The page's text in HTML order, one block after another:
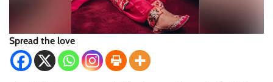
Spread the love